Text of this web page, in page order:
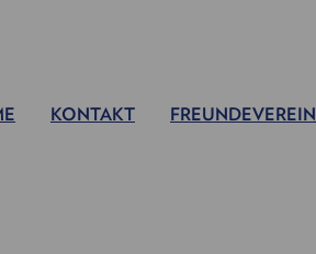
KONTAKT FREUNDEVEREIN